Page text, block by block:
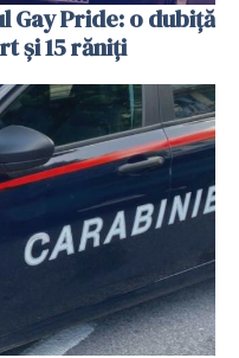
Gay Pride: o dubiță
și 15 răniți